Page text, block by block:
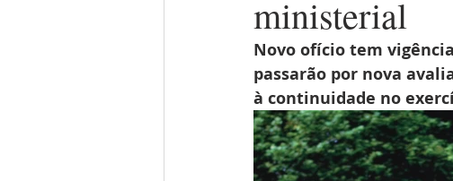
ministerial
Novo ofício tem
passarão por nova
à continuidade no